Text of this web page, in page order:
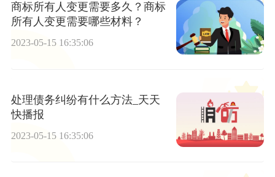
商标所有人变更需要多久？商标
所有人变更需要哪些材料？
2023-05-15 16:35:06
处理债务纠纷有什么方法_天天
快播报
2023-05-15 16:35:06